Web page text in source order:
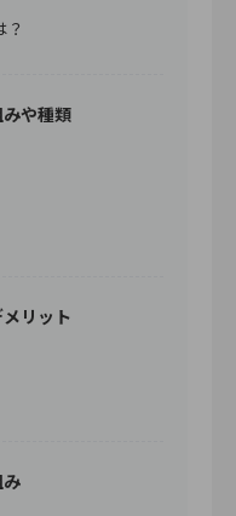
？
や種類
リット